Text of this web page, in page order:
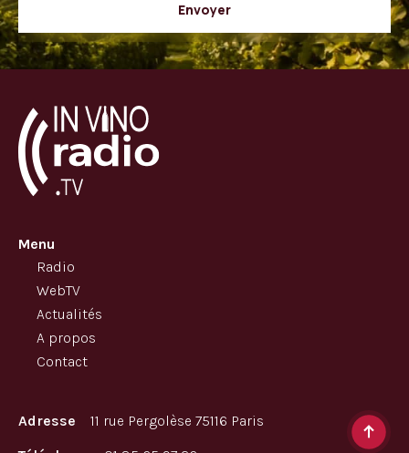
Envoyer
Menu
Radio
WebTV
Actualités
A propos
Contact
Adresse 11 rue Pergolèse 75116 Paris